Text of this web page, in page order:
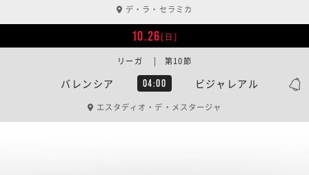
デ・ラ・セラミカ
10.26[日]
バレンシア 04:00 ビジャレアル
リーガ | 第10節
エスタディオ・デ・メスタージャ